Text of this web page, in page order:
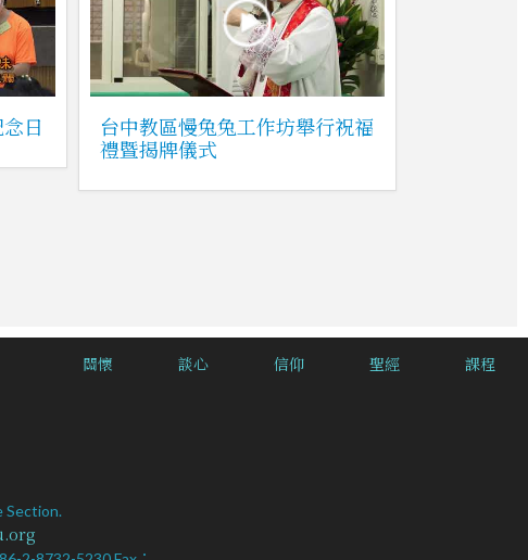
日
台中教區慢兔兔工作坊舉行祝福
禮暨揭牌儀式
關懷 談心 信仰 聖經 課程
Section.